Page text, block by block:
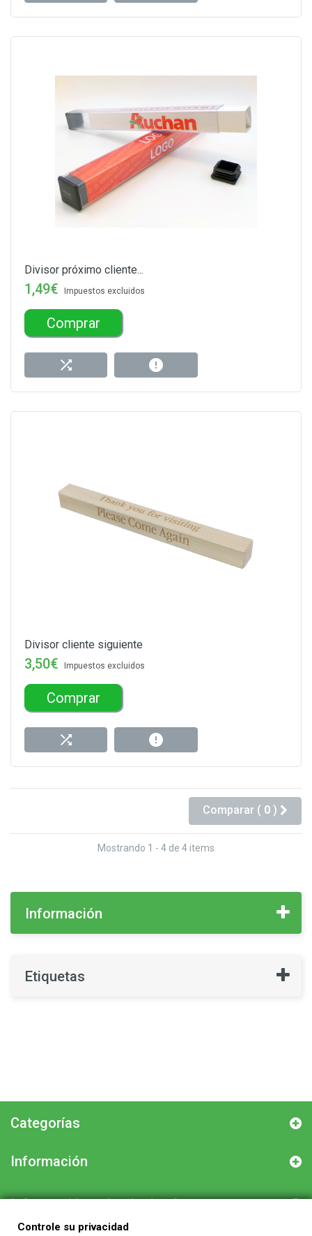
Divisor próximo cliente...
1,49€ Impuestos excluidos
Comprar
Divisor cliente siguiente
3,50€ Impuestos excluidos
Comprar
Comparar ( 0 )
Mostrando 1 - 4 de 4 items
Información
Etiquetas
Categorías
Información
Información sobre la tienda
Controle su privacidad